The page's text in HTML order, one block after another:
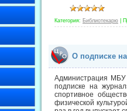
Категория: Библиотекарю
О подписке
Администрация
подписке на
спортивное
физической